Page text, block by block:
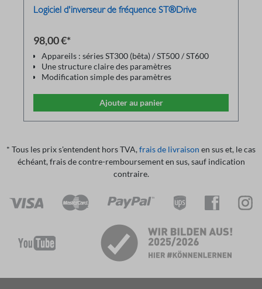
Logiciel d'inverseur de fréquence ST®Drive
98,00 €*
Appareils : séries ST300 (bêta) / ST500 / ST600
Une structure claire des paramètres
Modification simple des paramètres
et imprimés via une imprimante
Les fichiers de paramètres enregistrés peuvent être
rechargés comme sauvegarde
Ajouter au panier
* Tous les prix s'entendent hors TVA, frais de livraison en sus et, le cas
échéant, frais de contre-remboursement en sus, sauf indication
contraire.